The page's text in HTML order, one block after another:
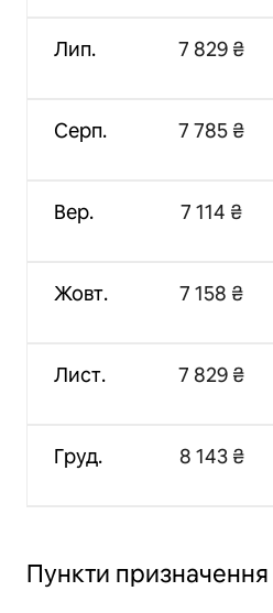
Лип.
Серп.
Вер.
Жовт.
Лист.
Груд.
7 829 ₴
7 785 ₴
7 114 ₴
7 158 ₴
7 829 ₴
8 143 ₴
Пункти призначення